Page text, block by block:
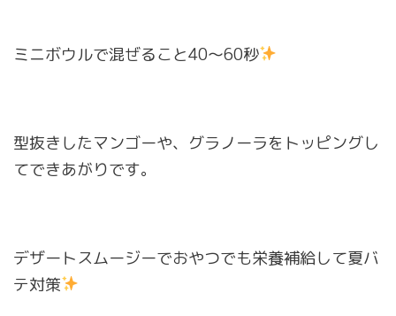
ミニボウルで混ぜること40〜60秒
型抜きしたマンゴーや、グラノーラをトッピングし
てできあがりです。
デザートスムージーでおやつでも栄養補給して夏バ
テ対策